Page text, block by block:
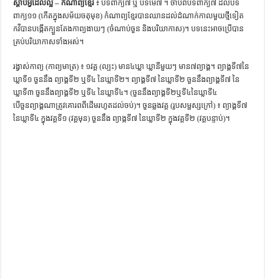
ដើមកំណើតជនជាតិខ្មែរ – អត្ថបទស្រាវជ្រាវ
ទំនាក់ទំនងកម្ពុជានិងចិន – សៀវភៅចំណេះដឹងទូទៅ
ព្រះបាទធម្មិក – សៀវភៅចំណេះដឹងទូទៅ
រដ្ឋបាល និង រដ្ឋបាលវិមជ្ឈការ – អត្ថបទស្រាវជ្រាវ
ការស្វែងយល់អំពី ល្ខោនខោល – សៀវភៅចំណេះដឹងទូទៅ
ស្តាប់អ្វីដែលល្អ – កំណាព្យខ្មែរ ៖ បទពាក្យ៧ ឬ បទមេ៧ ។ ចាប់ពីបទពាក្យ៧ ដល់បទ
ពាក្យ១១ (កើតក្នុងសម័យចតុមុខ) កំណាព្យខ្មែរបានឈានដល់ដំណាក់កាលមួយថ្មីទៀត
កវីបានបង្កើតក្បួនតែងកាព្យងាយៗ (ចំណាប់ចួន និងបរិយាកាស)។ បទនេះអាចប្រើបាន
គ្រប់បរិយាកាសទាំងអស់។
រង្វាស់កាព្យ (កាព្យមាត្រ) ៖ ១វគ្គ (ល្បះ) មាន៤ឃ្លា ឃ្លានីមួយៗ មាន៧ព្យាង្គ។ ព្យាង្គទី៧នៃ
ឃ្លាទី១ ចួននឹង ព្យាង្គទី២ ឬទី៤ នៃឃ្លាទី២។ ព្យាង្គទី៧ នៃឃ្លាទី២ ចួននឹងព្យាង្គទី៧ នៃ
ឃ្លាទី៣ ចួននឹងព្យាង្គទី២ ឬទី៤ នៃឃ្លាទី៤។ (ចួននឹងព្យាង្គទី២ឬទី៤នៃឃ្លាទី៤
បើចួនព្យាង្គណាត្រូវគោរពពីដើមរហូតដល់ចប់)។ ចួនឆ្លងវគ្គ (រូបសម្ផស្សក្រៅ) ៖ ព្យាង្គទី៧
នៃឃ្លាទី៤ ក្នុងវគ្គទី១ (វគ្គមុន) ចួននឹង ព្យាង្កទី៧ នៃឃ្លាទី២ ក្នុងវគ្គទី២ (វគ្គបន្ទាប់)។